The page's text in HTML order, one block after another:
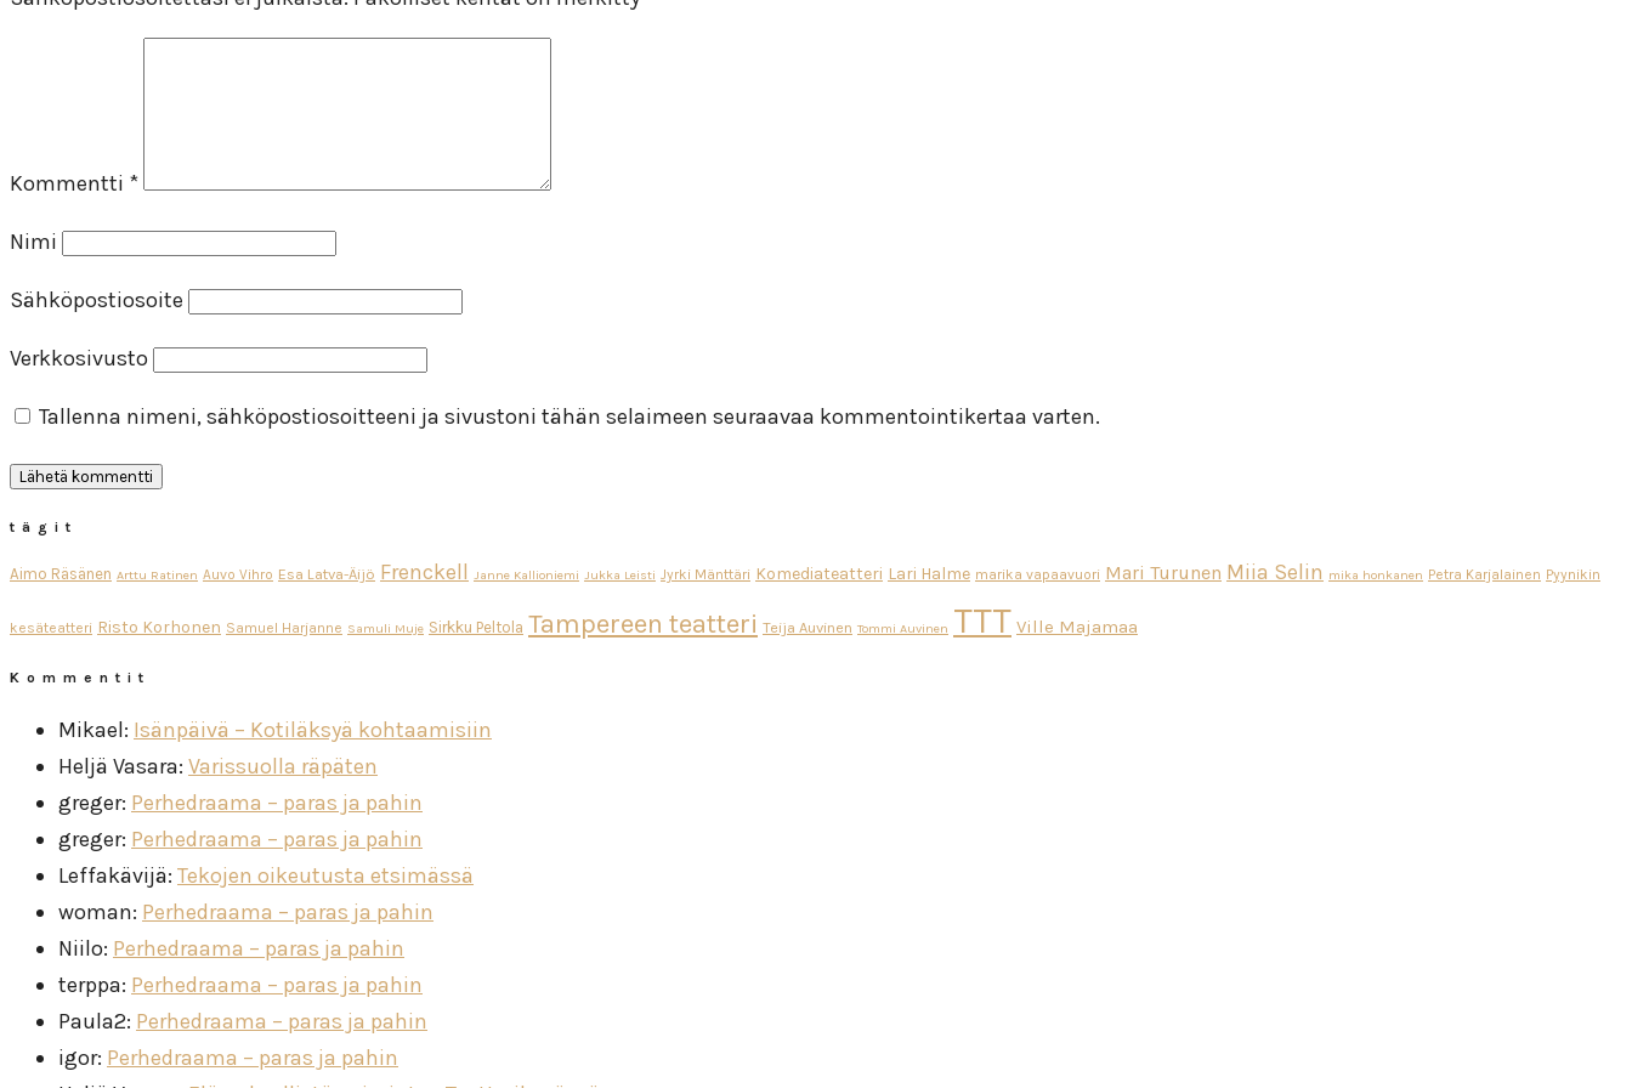
Kommentti *
Nimi
Sähköpostiosoite
Verkkosivusto
Tallenna nimeni, sähköpostiosoitteeni ja sivustoni tähän selaimeen seuraavaa kommentointikertaa varten.
tägit
Aimo Räsänen Arttu Ratinen Auvo Vihro Esa Latva-Äijö Frenckell Janne Kallioniemi Jukka Leisti Jyrki Mänttäri Komediateatteri Lari Halme marika vapaavuori Mari Turunen Miia Selin mika honkanen Petra Karjalainen Pyynikin
kesäteatteri Risto Korhonen Samuel Harjanne Samuli Muje Sirkku Peltola Tampereen teatteri Teija Auvinen Tommi Auvinen TTT Ville Majamaa
Kommentit
Mikael: Isänpäivä – Kotiläksyä kohtaamisiin
Heljä Vasara: Varissuolla räpäten
greger: Perhedraama – paras ja pahin
greger: Perhedraama – paras ja pahin
Leffakävijä: Tekojen oikeutusta etsimässä
woman: Perhedraama – paras ja pahin
Niilo: Perhedraama – paras ja pahin
terppa: Perhedraama – paras ja pahin
Paula2: Perhedraama – paras ja pahin
igor: Perhedraama – paras ja pahin